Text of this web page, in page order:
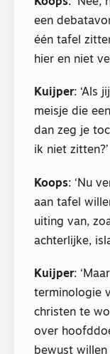
Koops: ‘Nee,
een
één tafel
hier en niet
Kuijper: ‘Als
meisje die
dan zeg je
ik niet zitten?’
Koops: ‘Nu
aan tafel
uiting van,
achterlijke,
Kuijper:
terminologie
christen te
over
bewust willen